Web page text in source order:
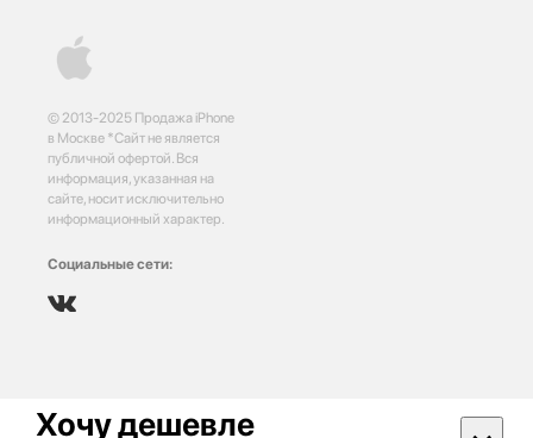
© 2013-2025 Продажа iPhone
в Москве *Сайт не является
публичной офертой. Вся
информация, указанная на
сайте, носит исключительно
информационный характер.
Социальные сети:
Хочу дешевле